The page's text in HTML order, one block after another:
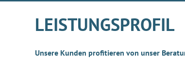
LEISTUNGSPROFIL
Unsere Kunden profitieren von unser